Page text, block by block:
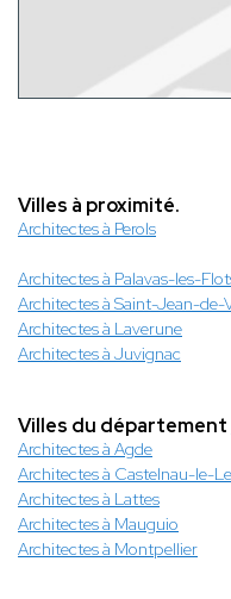
Villes à proximité.
Architectes à Perols
Architectes à Palavas-les-
Architectes à Saint-Jean-de-
Architectes à Laverune
Architectes à Juvignac
Villes du département
Architectes à Agde
Architectes à Castelnau-le-
Architectes à Lattes
Architectes à Mauguio
Architectes à Montpellier